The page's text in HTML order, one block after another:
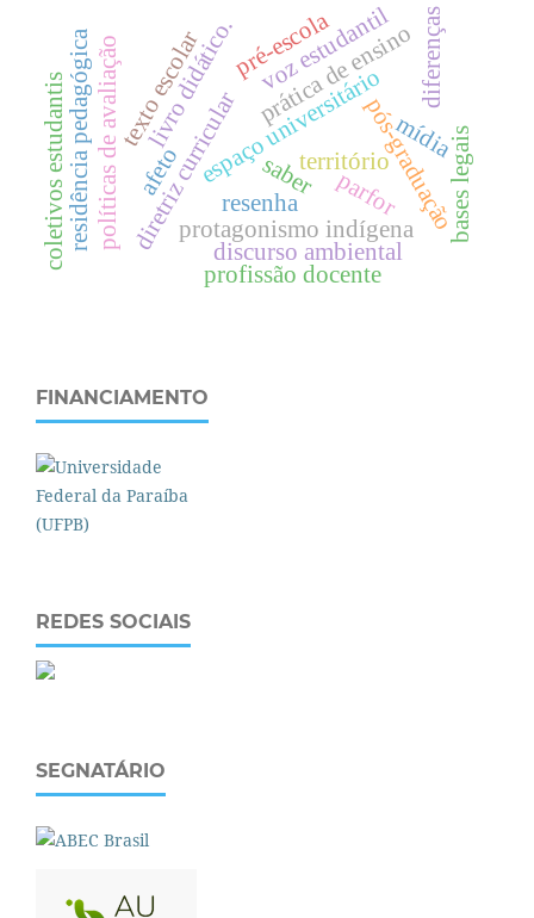
resenha
território
diretriz curricular
prática de ensino
texto escolar
políticas de avaliação espaço universitáriopós-graduação
protagonismo indígena
saber
discurso ambiental
mídia
residência pedagógica livro didático.
parfor
voz estudantil
pré-escola
bases legais
profissão docente
coletivos estudantis
diferenças
afeto
FINANCIAMENTO
REDES SOCIAIS
SEGNATÁRIO